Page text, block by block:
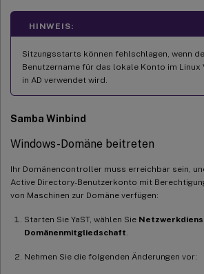
HINWEIS:
Sitzungsstarts können fehlschlagen, wenn
Benutzername für das lokale Konto im Linux
in AD verwendet wird.
Samba Winbind
Windows-Domäne beitreten
Ihr Domänencontroller muss erreichbar sein,
Active Directory-Benutzerkonto mit
von Maschinen zur Domäne verfügen:
Starten Sie YaST, wählen Sie
Domänenmitgliedschaft
Nehmen Sie die folgenden Änderungen vor: